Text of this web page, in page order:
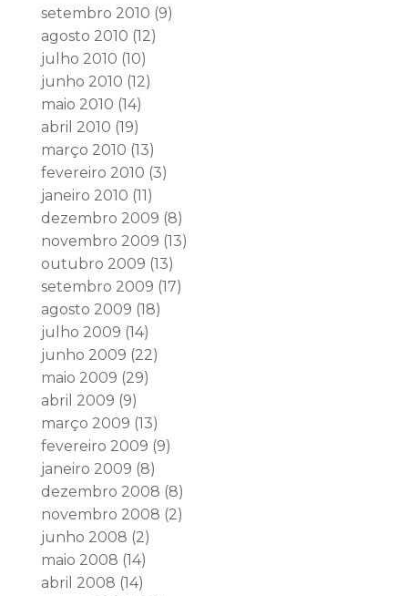
setembro 2010 (9)
agosto 2010 (12)
julho 2010 (10)
junho 2010 (12)
maio 2010 (14)
abril 2010 (19)
março 2010 (13)
fevereiro 2010 (3)
janeiro 2010 (11)
dezembro 2009 (8)
novembro 2009 (13)
outubro 2009 (13)
setembro 2009 (17)
agosto 2009 (18)
julho 2009 (14)
junho 2009 (22)
maio 2009 (29)
abril 2009 (9)
março 2009 (13)
fevereiro 2009 (9)
janeiro 2009 (8)
dezembro 2008 (8)
novembro 2008 (2)
junho 2008 (2)
maio 2008 (14)
abril 2008 (14)